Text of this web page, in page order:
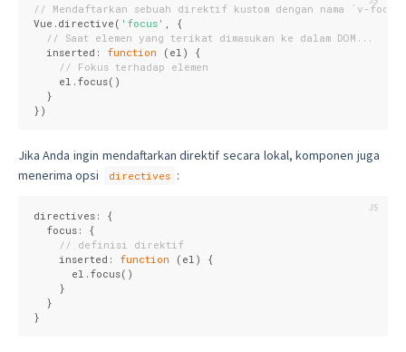
// Mendaftarkan sebuah direktif kustom dengan nama `v-
Vue.directive( 'focus'
, {
// Saat elemen yang terikat dimasukan ke dalam DOM...
  inserted:
function ( el ) {
// Fokus terhadap elemen
    el.focus()
  }
})
Jika Anda ingin mendaftarkan direktif secara lokal, komponen juga
menerima opsi
directives :
directives: {
focus : {
// definisi direktif
    inserted:
function ( el ) {
      el.focus()
    }
  }
}